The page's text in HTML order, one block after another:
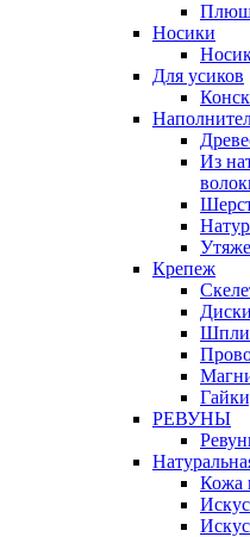
Плюш
Носики
Для усиков
Из
Крепеж
Диски
РЕВУНЫ
Кожа